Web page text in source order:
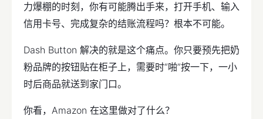
力爆棚的时刻，你有可能腾出手来，打开手机、输入
信用卡号、完成复杂的结账流程吗？根本不可能。
Dash Button 解决的就是这个痛点。你只要预先把奶
粉品牌的按钮贴在柜子上，需要时“啪”按一下，一小
时后商品就送到家门口。
你看，Amazon 在这里做对了什么？